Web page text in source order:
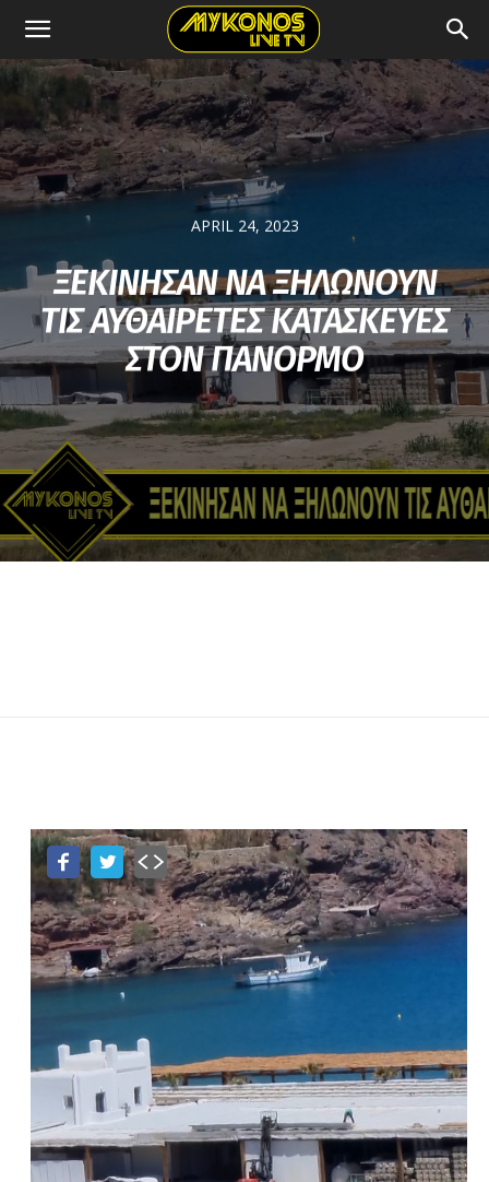
APRIL 24, 2023
ΞΕΚΙΝΗΣΑΝ ΝΑ ΞΗΛΩΝΟΥΝ
ΤΙΣ ΑΥΘΑΙΡΕΤΕΣ ΚΑΤΑΣΚΕΥΕΣ
ΣΤΟΝ ΠΑΝΟΡΜΟ